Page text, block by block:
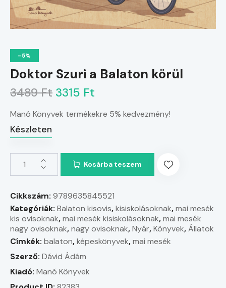
-5%
Doktor Szuri a Balaton körül
3489 Ft 3315 Ft
Manó Könyvek termékekre 5% kedvezmény!
Készleten
Kosárba teszem
Cikkszám: 9789635845521
Kategóriák: Balaton kisovis,kisiskolásoknak,mai mesék
kis ovisoknak,mai mesék kisiskolásoknak,mai mesék
nagy ovisoknak,nagy ovisoknak,Nyár,Könyvek,Állatok
Címkék: balaton,képeskönyvek,mai mesék
Szerző: Dávid Ádám
Kiadó: Manó Könyvek